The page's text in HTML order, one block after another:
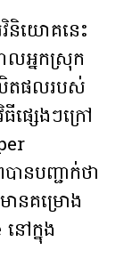
និយោគនេះ
លអ្នកស្រុក
លិតផលរបស់
ផ្សេងៗក្រៅ
នបញ្ជាក់ថា
នគម្រោង
នៅក្នុង